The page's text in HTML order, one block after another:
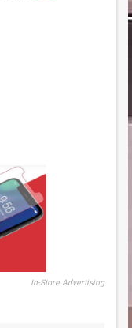
In-Store Advertising